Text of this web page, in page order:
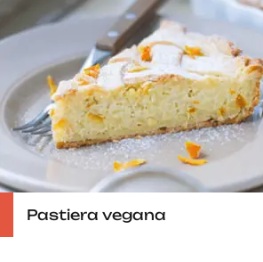
Pastiera vegana